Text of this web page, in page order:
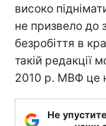
високо
не призвело до
безробіття в
такій редакції
2010 р. МВФ це
Не